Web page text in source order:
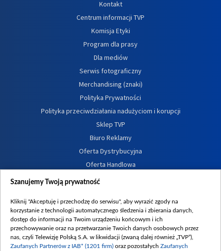
Kontakt
Centrum informacji TVP
Komisja Etyki
Program dla prasy
Dla mediów
Serwis fotograficzny
Merchandising (znaki)
Polityka Prywatności
Polityka przeciwdziałania nadużyciom i korupcji
Sklep TVP
Biuro Reklamy
Oferta Dystrybucyjna
Oferta Handlowa
Dostępność
Procedura zgłoszeń wewnętrznych
Szanujemy Twoją prywatność
Kliknij "Akceptuję i przechodzę do serwisu", aby wyrazić zgody na
korzystanie z technologii automatycznego śledzenia i zbierania danych,
dostęp do informacji na Twoim urządzeniu końcowym i ich
przechowywanie oraz na przetwarzanie Twoich danych osobowych przez
nas, czyli Telewizję Polską S.A. w likwidacji (zwaną dalej również „TVP”),
Zaufanych Partnerów z IAB* (1201 firm) oraz pozostałych Zaufanych